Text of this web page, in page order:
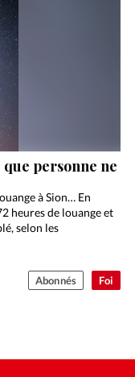
Foi
personne ne
à Sion… En
heures de louange et
selon les
Abonnés